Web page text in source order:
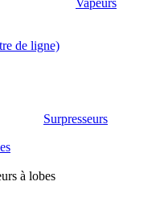
Vapeurs
de ligne)
Surpresseurs
à lobes